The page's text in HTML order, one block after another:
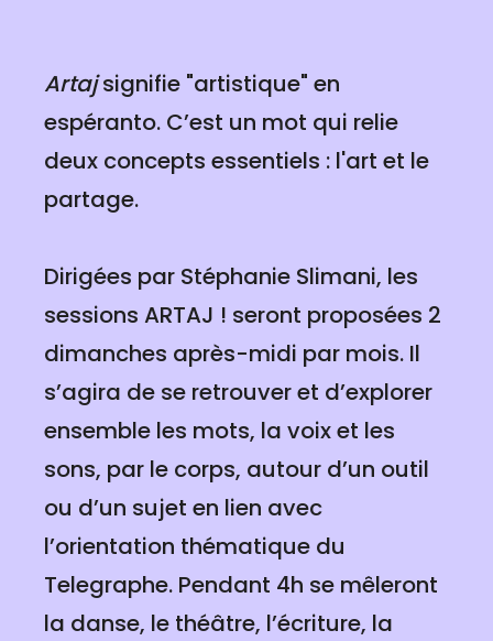
Artajsignifie "artistique" en
espéranto. C’est un mot qui relie
deux concepts essentiels : l'art et le
partage.
Dirigées par Stéphanie Slimani, les
sessions ARTAJ ! seront proposées 2
dimanches après-midi par mois. Il
s’agira de se retrouver et d’explorer
ensemble les mots, la voix et les
sons, par le corps, autour d’un outil
ou d’un sujet en lien avec
l’orientation thématique du
Telegraphe. Pendant 4h se mêleront
la danse, le théâtre, l’écriture, la